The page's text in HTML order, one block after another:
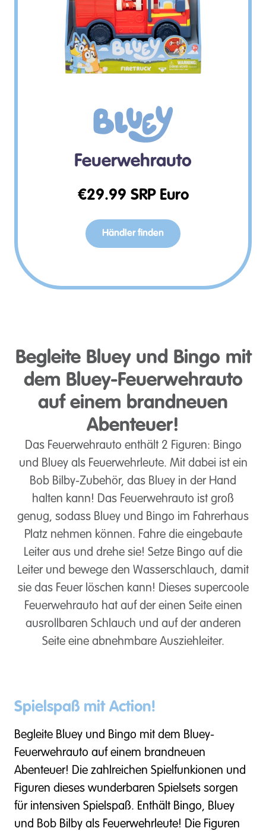
Feuerwehrauto
€29.99 SRP Euro
Händler finden
Begleite Bluey und Bingo mit
dem Bluey-Feuerwehrauto
auf einem brandneuen
Abenteuer!
Das Feuerwehrauto enthält 2 Figuren: Bingo
und Bluey als Feuerwehrleute. Mit dabei ist ein
Bob Bilby-Zubehör, das Bluey in der Hand
halten kann! Das Feuerwehrauto ist groß
genug, sodass Bluey und Bingo im Fahrerhaus
Platz nehmen können. Fahre die eingebaute
Leiter aus und drehe sie! Setze Bingo auf die
Leiter und bewege den Wasserschlauch, damit
sie das Feuer löschen kann! Dieses supercoole
Feuerwehrauto hat auf der einen Seite einen
ausrollbaren Schlauch und auf der anderen
Seite eine abnehmbare Ausziehleiter.
Spielspaß mit Action!
Begleite Bluey und Bingo mit dem Bluey-
Feuerwehrauto auf einem brandneuen
Abenteuer! Die zahlreichen Spielfunkionen und
Figuren dieses wunderbaren Spielsets sorgen
für intensiven Spielspaß. Enthält Bingo, Bluey
und Bob Bilby als Feuerwehrleute! Die Figuren